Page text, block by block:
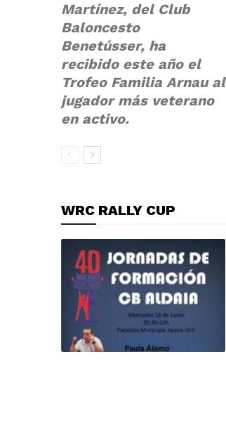
Martínez, del Club
Baloncesto
Benetússer, ha
recibido este año el
Trofeo Familia Arnau al
jugador más veterano
en activo.
WRC RALLY CUP